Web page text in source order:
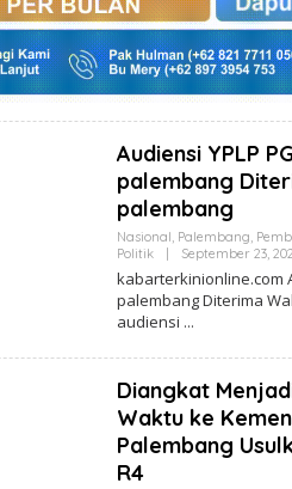
Audiensi YPLP
palembang
palembang
Nasional, Palembang,
Politik
September 23,
kabarterkinionline.com
palembang Diterima
audiensi
Diangkat
Waktu ke
Palembang
R4